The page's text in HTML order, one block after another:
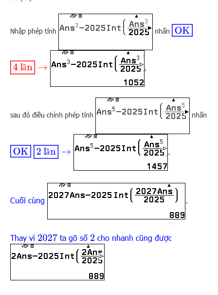
Nhập phép tính nhấn OK
ầ
4 lần→ ,
sau đó điều chỉnh phép tính nhấn
OK ầ
2 lần→ .
Cuối cùng .
Thay vì 2027 ta gõ số 2 cho nhanh cũng được